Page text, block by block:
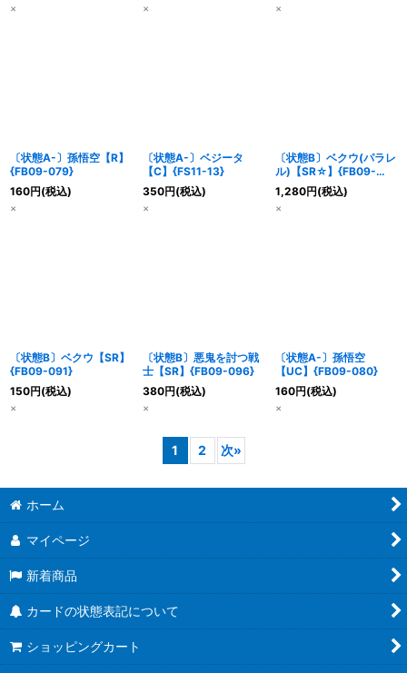
× × ×
〔状態A-〕孫悟空【R】
{FB09-079}
160円(税込)
×
〔状態A-〕ベジータ
【C】{FS11-13}
350円(税込)
×
〔状態B〕ベクウ(パラレ
ル)【SR☆】{FB09-
091}
1,280円(税込)
×
〔状態B〕ベクウ【SR】
{FB09-091}
150円(税込)
×
〔状態B〕悪鬼を討つ戦
士【SR】{FB09-096}
380円(税込)
×
〔状態A-〕孫悟空
【UC】{FB09-080}
160円(税込)
×
1 2 次»
ホーム
マイページ
新着商品
カードの状態表記について
ショッピングカート